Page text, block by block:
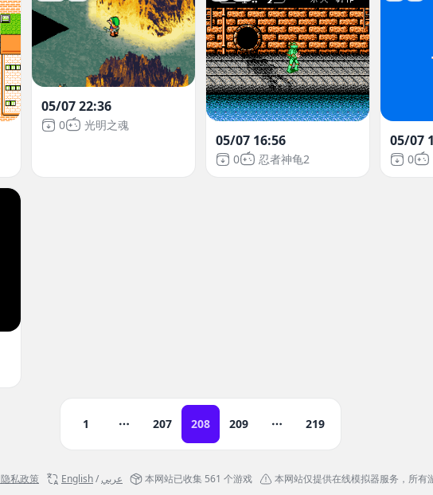
05/07 22:36
0 光明之魂
05/07 16:56
0 忍者神龟2
05/07
0
1 更多页面
207 208 209 更多页面
219
隐私政策 English/عربي 本网站已收集 561 个游戏
本网站仅提供在线模拟器服务，所有